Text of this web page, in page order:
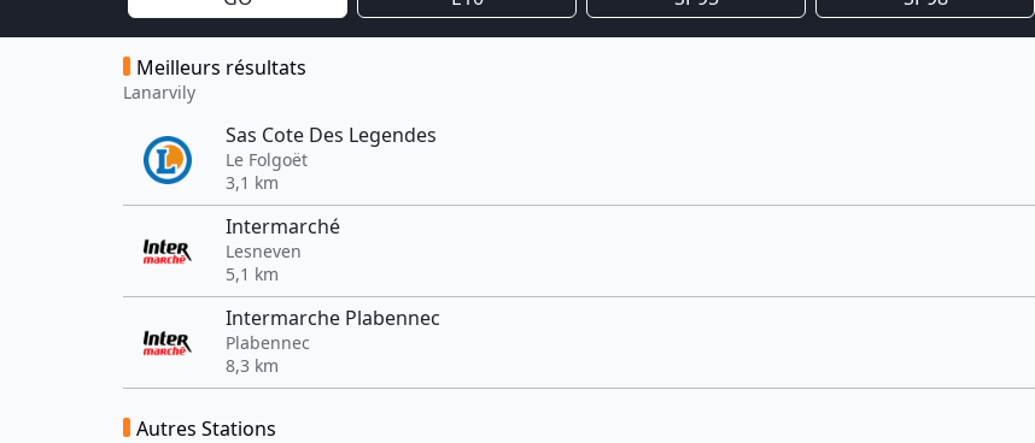
Meilleurs résultats
Lanarvily
Sas Cote Des Legendes
Le Folgoët
3,1 km
Intermarché
Lesneven
5,1 km
Intermarche Plabennec
Plabennec
8,3 km
Autres Stations